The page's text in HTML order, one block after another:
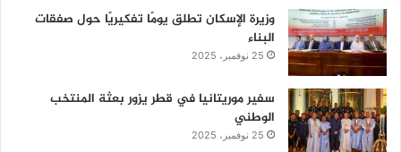
وزيرة الإسكان تطلق يومًا تفكيريًا حول صفقات
البناء
25 نوفمبر، 2025
سفير موريتانيا في قطر يزور بعثة المنتخب
الوطني
25 نوفمبر، 2025